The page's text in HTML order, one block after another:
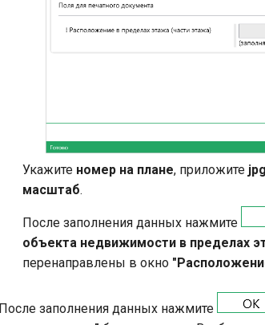
Укажите номер на плане, приложите
масштаб.
После заполнения данных нажмите
объекта недвижимости в пределах
перенаправлены в окно
После заполнения данных нажмите